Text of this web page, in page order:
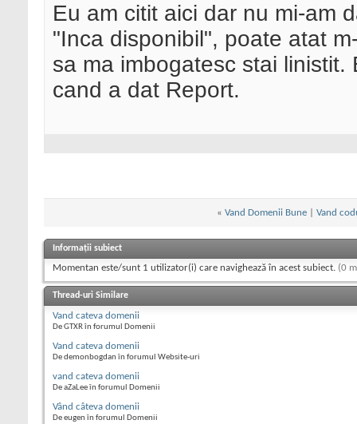
Eu am citit aici dar nu mi-am
"Inca disponibil", poate atat
sa ma imbogatesc stai
cand a dat Report.
« Vand Domenii Bune Vand
Informații subiect
Momentan este/sunt 1 utilizator(i) care navighează în acest subiect. (0
Thread-uri Similare
Vand cateva domenii
De GTXR în forumul Domenii
Vand cateva domenii
De demonbogdan în forumul Website-uri
vand cateva domenii
De aZaLee în forumul Domenii
Vând câteva domenii
De eugen în forumul Domenii